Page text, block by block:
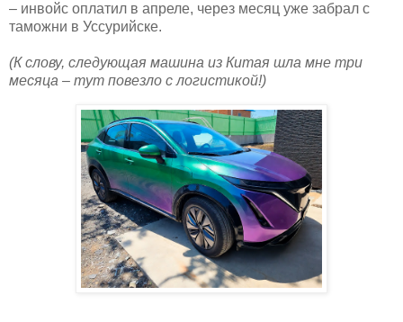
– инвойс оплатил в апреле, через месяц уже забрал с
таможни в Уссурийске.
(К слову, следующая машина из Китая шла мне три
месяца – тут повезло с логистикой!)